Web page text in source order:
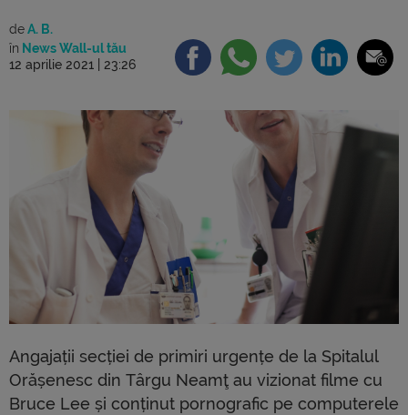
deA. B.
în News Wall-ul tău
12 aprilie 2021 | 23:26
Angajații secției de primiri urgențe de la Spitalul
Orășenesc din Târgu Neamţ au vizionat filme cu
Bruce Lee și conținut pornografic pe computerele